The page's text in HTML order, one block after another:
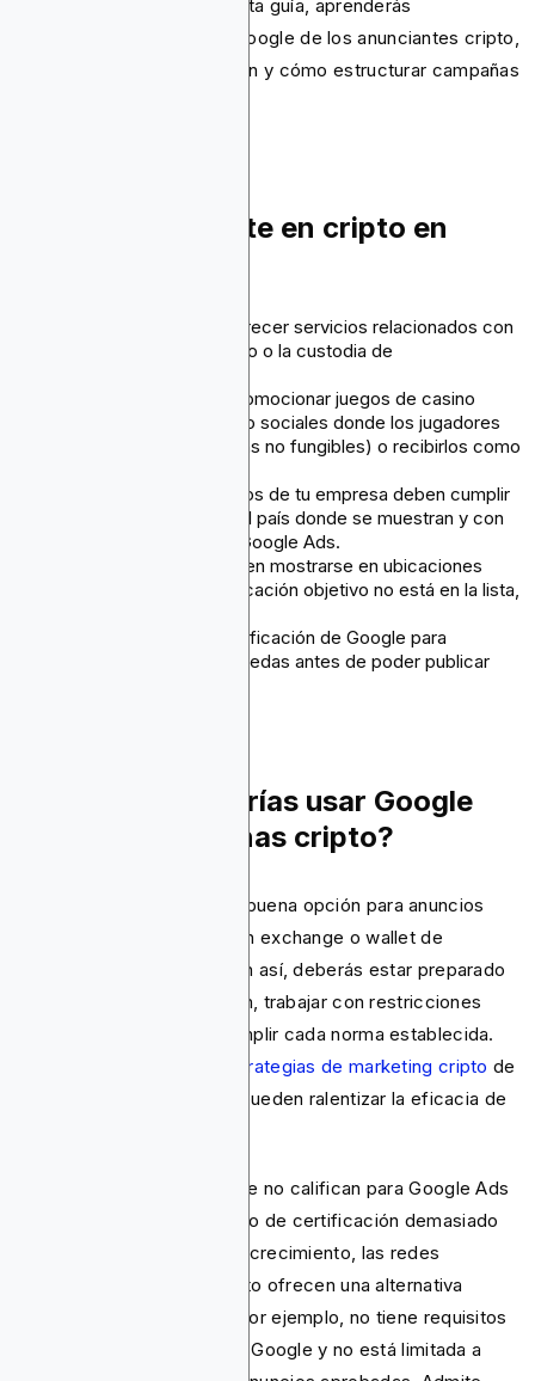
certificaciones al día. En esta guía, aprenderás
exactamente qué espera Google de los anunciantes cripto,
cómo obtener la verificación y cómo estructurar campañas
Puedes anunciarte en cripto en
Tu empresa no debe ofrecer servicios relacionados con
la compra, el intercambio o la custodia de
Tu empresa no debe promocionar juegos de casino
basados en blockchain o sociales donde los jugadores
puedan usar NFT (tokens no fungibles) o recibirlos como
Los anuncios y productos de tu empresa deben cumplir
con las leyes locales del país donde se muestran y con
las demás políticas de Google Ads.
Tus anuncios solo pueden mostrarse en ubicaciones
seleccionadas. Si tu ubicación objetivo no está en la lista,
Debes solicitar una certificación de Google para
publicidad de criptomonedas antes de poder publicar
Entonces, ¿deberías usar Google
Ads para campañas cripto?
Google Ads puede ser una buena opción para anuncios
cripto únicamente si eres un exchange o wallet de
software con licencia. Y aun así, deberás estar preparado
para esperar la certificación, trabajar con restricciones
geográficas limitadas y cumplir cada norma establecida.
mejores estrategias de marketing cripto de
tu lado, estas limitaciones pueden ralentizar la eficacia de
Para los negocios cripto que no califican para Google Ads
o que encuentran el proceso de certificación demasiado
lento para sus objetivos de crecimiento, las redes
publicitarias nativas de cripto ofrecen una alternativa
práctica. Blockchain-Ads, por ejemplo, no tiene requisitos
de certificación al estilo de Google y no está limitada a